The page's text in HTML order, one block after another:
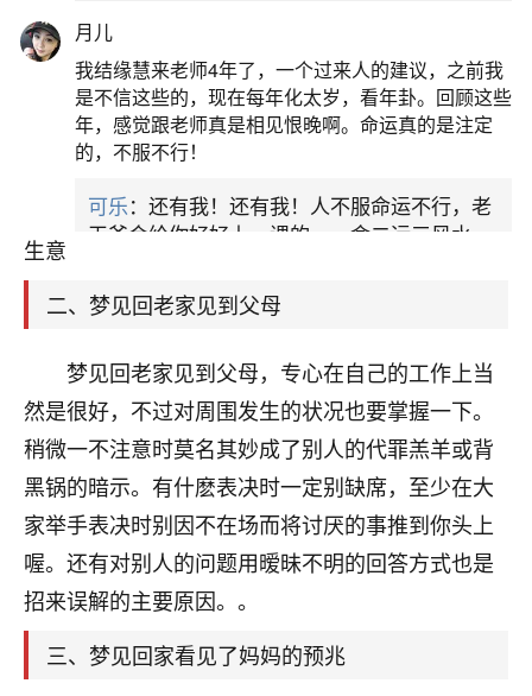
宜退守，外出小心，慎防损伤、血光之灾。怀孕的
人梦见回家看见了爸妈，预示生女，孕期多补营
养。多做轻运动。做生意的人梦见回家看见了爸
妈，代表先有亏损，重新整理再经营，有利可得。
梦见回家，代表最近一段时间生活工作枯燥.目标和
现实有一定的差距,很想有个依靠。梦见家，事业和
生意
二、梦见回老家见到父母
梦见回老家见到父母，专心在自己的工作上当
然是很好，不过对周围发生的状况也要掌握一下。
稍微一不注意时莫名其妙成了别人的代罪羔羊或背
黑锅的暗示。有什麽表决时一定别缺席，至少在大
家举手表决时别因不在场而将讨厌的事推到你头上
喔。还有对别人的问题用暧昧不明的回答方式也是
招来误解的主要原因。。
三、梦见回家看见了妈妈的预兆
月儿
我结缘慧来老师4年了，一个过来人的建议，之前我
是不信这些的，现在每年化太岁，看年卦。回顾这些
年，感觉跟老师真是相见恨晚啊。命运真的是注定
的，不服不行！
可乐：还有我！还有我！人不服命运不行，老
天爷会给你好好上一课的。一命二运三风水，
平安是福：我也是每年找老师化太岁，看年
卦，认识老师3年了，都是缘分啊！
17分钟前 来自湖北 19
心若莲花
我是做餐饮的，这两年，生意屡屡受挫，店开一家关
一家，要么生意不好，生意好的就出事。前些年攒的
家底快败光了，真是倒霉！我也想找人看看到底怎么
回事？
鹿森：你可以找老师看看，人有时不服命不行
太阳当空赵：我也做餐饮的，生意不算大，但